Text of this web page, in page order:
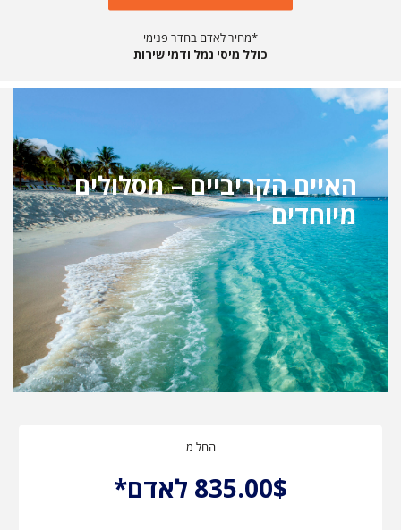
מחיר לאדם בחדר פנימי*
כולל מיסי נמל ודמי שירות
האיים הקריביים – מסלולים
מיוחדים
החל מ
835.00$ לאדם*